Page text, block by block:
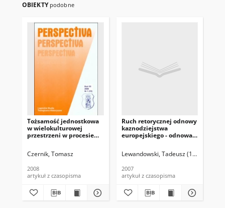
OBIEKTY podobne
Tożsamość jednostkowa
w wielokulturowej
przestrzeni w procesie
Czernik, Tomasz
2008
artykuł z czasopisma
Ruch retorycznej odnowy
kaznodziejstwa
europejskiego - odnowa
Lewandowski, Tadeusz (1953- )
2007
artykuł z czasopisma